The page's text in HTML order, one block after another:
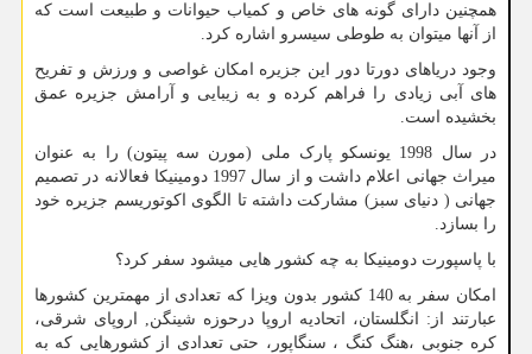
همچنین دارای گونه های خاص و کمیاب حیوانات و طبیعت است که
از آنها میتوان به طوطی سیسرو اشاره کرد.
وجود دریاهای دورتا دور این جزیره امکان غواصی و ورزش و تفریح
های آبی زیادی را فراهم کرده و به زیبایی و آرامش جزیره عمق
بخشیده است.
در سال 1998 یونسکو پارک ملی (مورن سه پیتون) را به عنوان
میراث جهانی اعلام داشت و از سال 1997 دومینیکا فعالانه در تصمیم
جهانی ( دنیای سبز) مشارکت داشته تا الگوی اکوتوریسم جزیره خود
را بسازد.
با پاسپورت دومینیکا به چه کشور هایی میشود سفر کرد؟
امکان سفر به 140 کشور بدون ویزا که تعدادی از مهمترین کشورها
عبارتند از: انگلستان، اتحادیه اروپا درحوزه شینگن, اروپای شرقی،
کره جنوبی ،هنگ کنگ ، سنگاپور، حتی تعدادی از کشورهایی که به